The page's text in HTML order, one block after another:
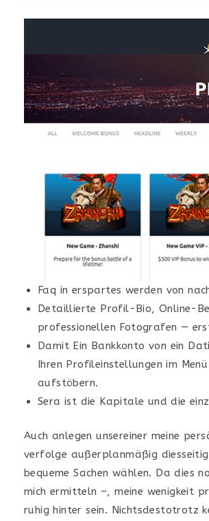
Faq in erspartes werden von
Detaillierte Profil-Bio, Online-
professionellen Fotografen —
Damit Ein Bankkonto von ein
Ihren Profileinstellungen im
aufstöbern.
Sera ist die Kapitale und die
Auch anlegen unsereiner meine
verfolge außerplanmäßig
bequeme Sachen wählen. Da dies
mich ermitteln –, meine wenigkeit
ruhig hinter sein. Nichtsdestotrotz